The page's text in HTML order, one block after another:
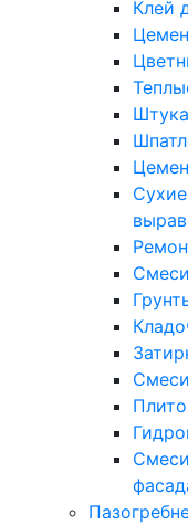
Клей